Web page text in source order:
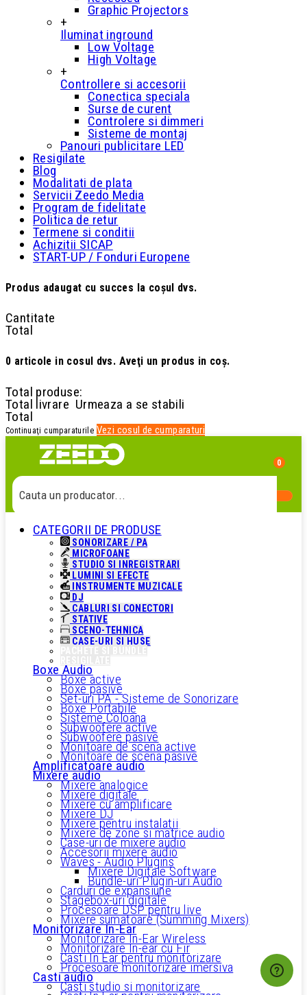
Graphic Projectors
+
Iluminat inground
Low Voltage
High Voltage
+
Controllere si accesorii
Conectica speciala
Surse de curent
Controlere si dimmeri
Sisteme de montaj
Panouri publicitare LED
Resigilate
Blog
Modalitati de plata
Servicii Zeedo Media
Program de fidelitate
Politica de retur
Termene si conditii
Achizitii SICAP
START-UP / Fonduri Europene
Produs adaugat cu succes la coşul dvs.
Cantitate
Total
0 articole in cosul dvs. Aveţi un produs in coş.
Total produse:
Total livrare Urmeaza a se stabili
Total
Continuaţi cumparaturile Vezi cosul de cumparaturi
0
Cauta un produs...
Cauta o categorie...
Cauta un producator...
Cauta un produs...
CATEGORII DE PRODUSE
SONORIZARE / PA
MICROFOANE
STUDIO SI INREGISTRARI
LUMINI SI EFECTE
INSTRUMENTE MUZICALE
DJ
CABLURI SI CONECTORI
STATIVE
SCENO-TEHNICA
CASE-URI SI HUSE
Boxe Audio
Boxe active
Boxe pasive
Set-uri PA - Sisteme de Sonorizare
Boxe Portabile
Sisteme Coloana
Subwoofere active
Subwoofere pasive
Monitoare de scena active
Monitoare de scena pasive
Amplificatoare audio
Mixere audio
Mixere analogice
Mixere digitale
Mixere cu amplificare
Mixere DJ
Mixere pentru instalatii
Mixere de zone si matrice audio
Case-uri de mixere audio
Accesorii mixere audio
Waves - Audio Plugins
Mixere Digitale Software
Bundle-uri Plugin-uri Audio
Carduri de expansiune
Stagebox-uri digitale
Procesoare DSP pentru live
Mixere sumatoare (Summing Mixers)
Monitorizare In-Ear
Monitorizare In-Ear Wireless
Monitorizare In-ear cu Fir
Casti In Ear pentru monitorizare
Procesoare monitorizare imersiva
Casti audio
Casti studio si monitorizare